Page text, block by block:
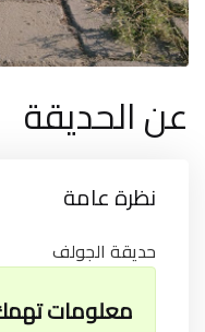
عن الحديقة
نظرة عامة
حديقة الجولف
معلومات